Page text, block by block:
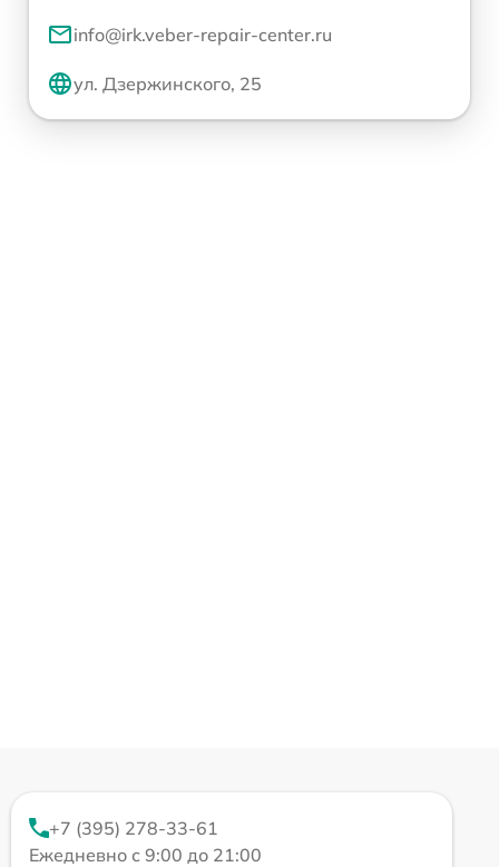
info@irk.veber-repair-center.ru
ул. Дзержинского, 25
+7 (395) 278-33-61
Ежедневно с 9:00 до 21:00